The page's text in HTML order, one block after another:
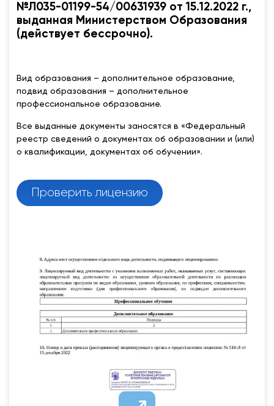
№Л035-01199-54/00631939 от 15.12.2022 г.,
выданная Министерством Образования
(действует бессрочно).
Вид образования – дополнительное образование,
подвид образования – дополнительное
профессиональное образование.
Все выданные документы заносятся в «Федеральный
реестр сведений о документах об образовании и (или)
о квалификации, документах об обучении».
Проверить лицензию